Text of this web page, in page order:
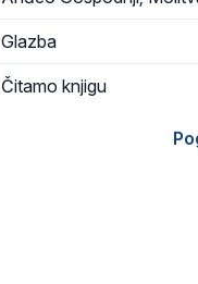
Glazba
Čitamo knjigu